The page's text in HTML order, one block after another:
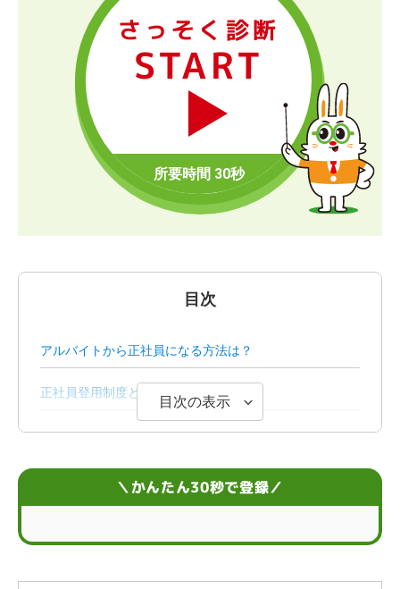
さっそく診断
START
目次
アルバイトから正社員になる方法は？
正社員登用制度とは
アルバイトと正社員の違い
イント
目次の表示
＼かんたん30秒で登録／